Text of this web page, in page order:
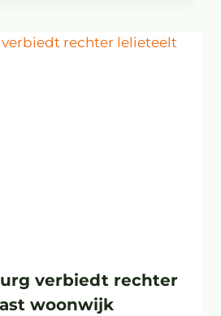
verbiedt rechter
woonwijk